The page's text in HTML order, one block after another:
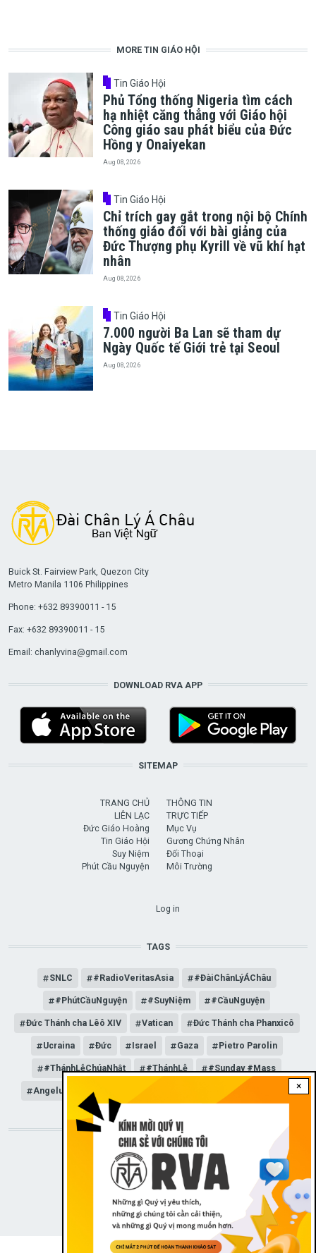
MORE TIN GIÁO HỘI
Tin Giáo Hội
Phủ Tổng thống Nigeria tìm cách
hạ nhiệt căng thẳng với Giáo hội
Công giáo sau phát biểu của Đức
Hồng y Onaiyekan
Aug 08, 2026
Tin Giáo Hội
Chỉ trích gay gắt trong nội bộ Chính
thống giáo đối với bài giảng của
Đức Thượng phụ Kyrill về vũ khí hạt
nhân
Aug 08, 2026
Tin Giáo Hội
7.000 người Ba Lan sẽ tham dự
Ngày Quốc tế Giới trẻ tại Seoul
Aug 08, 2026
×
Buick St. Fairview Park, Quezon City
Metro Manila 1106 Philippines
Phone: +632 89390011 - 15
Fax: +632 89390011 - 15
Email: chanlyvina@gmail.com
DOWNLOAD RVA APP
SITEMAP
TRANG CHỦ
LIÊN LẠC
Đức Giáo Hoàng
Tin Giáo Hội
Suy Niệm
Phút Cầu Nguyện
THÔNG TIN
TRỰC TIẾP
Mục Vụ
Gương Chứng Nhân
Đối Thoại
Môi Trường
Log in
TAGS
SNLC #RadioVeritasAsia #ĐàiChânLýÁChâu
#PhútCầuNguyện #SuyNiệm #CầuNguyện
Đức Thánh cha Lêô XIV Vatican Đức Thánh cha Phanxicô
Ucraina Đức Israel Gaza Pietro Parolin
#ThánhLễChúaNhật #ThánhLễ #Sunday #Mass
Angelus Đức Giáo hoàng Lêô XIV General Audience
STAY CONNECTED WITH US!